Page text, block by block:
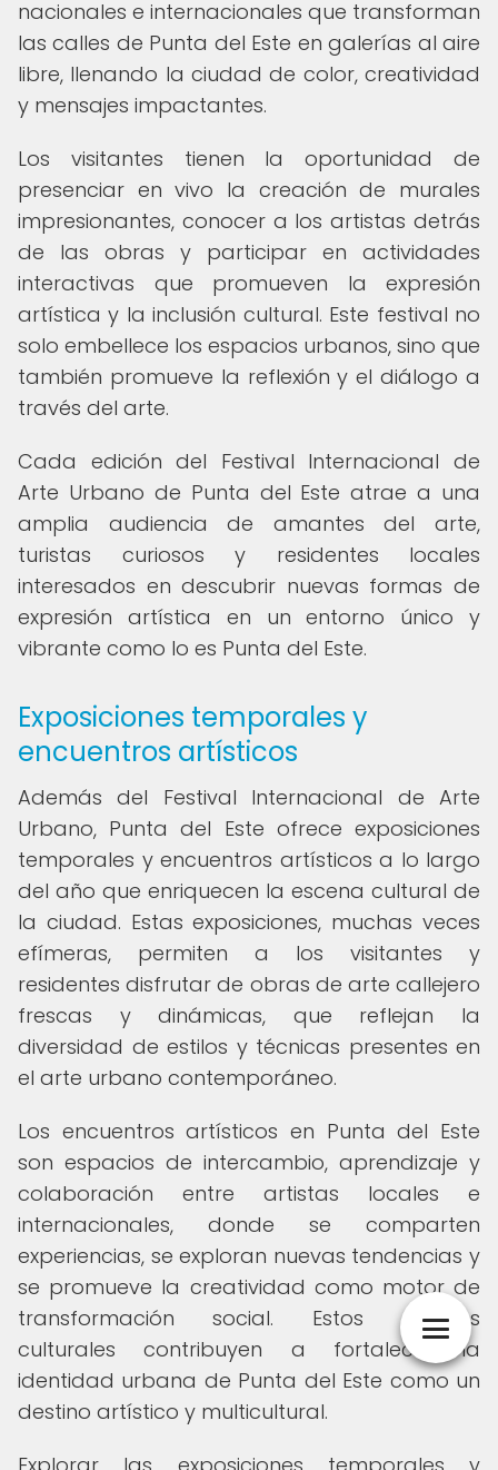
nacionales e internacionales que transforman
las calles de Punta del Este en galerías al aire
libre, llenando la ciudad de color, creatividad
y mensajes impactantes.
Los visitantes tienen la oportunidad de
presenciar en vivo la creación de murales
impresionantes, conocer a los artistas detrás
de las obras y participar en actividades
interactivas que promueven la expresión
artística y la inclusión cultural. Este festival no
solo embellece los espacios urbanos, sino que
también promueve la reflexión y el diálogo a
través del arte.
Cada edición del Festival Internacional de
Arte Urbano de Punta del Este atrae a una
amplia audiencia de amantes del arte,
turistas curiosos y residentes locales
interesados en descubrir nuevas formas de
expresión artística en un entorno único y
vibrante como lo es Punta del Este.
Exposiciones temporales y
encuentros artísticos
Además del Festival Internacional de Arte
Urbano, Punta del Este ofrece exposiciones
temporales y encuentros artísticos a lo largo
del año que enriquecen la escena cultural de
la ciudad. Estas exposiciones, muchas veces
efímeras, permiten a los visitantes y
residentes disfrutar de obras de arte callejero
frescas y dinámicas, que reflejan la
diversidad de estilos y técnicas presentes en
el arte urbano contemporáneo.
Los encuentros artísticos en Punta del Este
son espacios de intercambio, aprendizaje y
colaboración entre artistas locales e
internacionales, donde se comparten
experiencias, se exploran nuevas tendencias y
se promueve la creatividad como motor de
transformación social. Estos eventos
culturales contribuyen a fortalecer la
identidad urbana de Punta del Este como un
destino artístico y multicultural.